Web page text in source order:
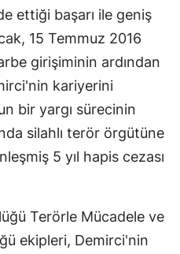
Elazığ
Eskişehir
Gümüşhane
Hakkari
ettiği başarı ile geniş
15 Temmuz 2016
girişiminin ardından
kariyerini
bir yargı sürecinin
silahlı terör örgütüne
5 yıl hapis cezası
Terörle Mücadele ve
ekipleri, Demirci'nin